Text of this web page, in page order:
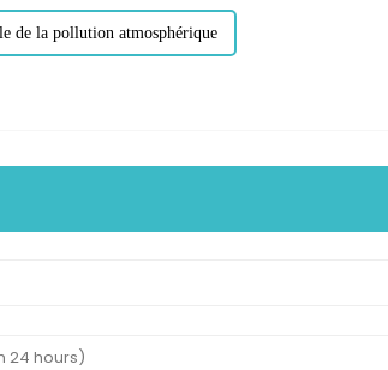
de la pollution atmosphérique